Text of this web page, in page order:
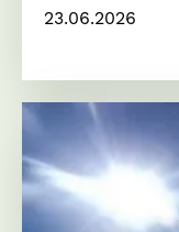
23.06.2026